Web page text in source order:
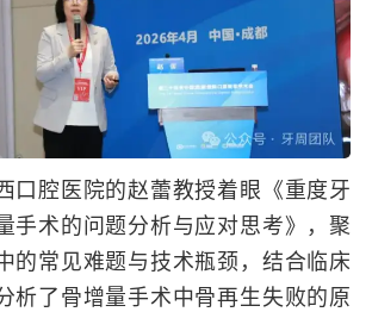
口腔医院的赵蕾教授着眼《重度牙
手术的问题分析与应对思考》，聚
的常见难题与技术瓶颈，结合临床
析了骨增量手术中骨再生失败的原